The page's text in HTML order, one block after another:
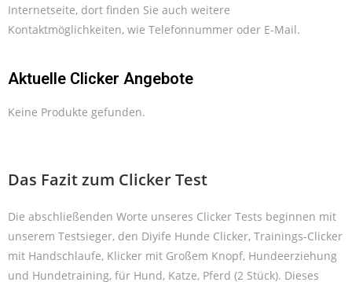
Internetseite, dort finden Sie auch weitere
Kontaktmöglichkeiten, wie Telefonnummer oder E-Mail.
Aktuelle Clicker Angebote
Keine Produkte gefunden.
Das Fazit zum Clicker Test
Die abschließenden Worte unseres Clicker Tests beginnen mit
unserem Testsieger, den Diyife Hunde Clicker, Trainings-Clicker
mit Handschlaufe, Klicker mit Großem Knopf, Hundeerziehung
und Hundetraining, für Hund, Katze, Pferd (2 Stück). Dieses